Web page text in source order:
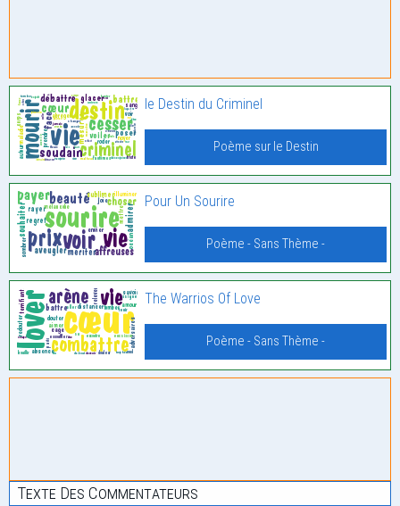
le Destin du Criminel
Poème sur le Destin
Pour Un Sourire
Poème - Sans Thème -
The Warrios Of Love
Poème - Sans Thème -
Texte Des Commentateurs